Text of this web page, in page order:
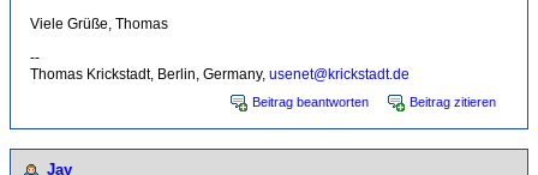
Viele Grüße, Thomas
--
Thomas Krickstadt, Berlin, Germany, usenet@krickstadt.de
Beitrag beantworten Beitrag zitieren
Jay